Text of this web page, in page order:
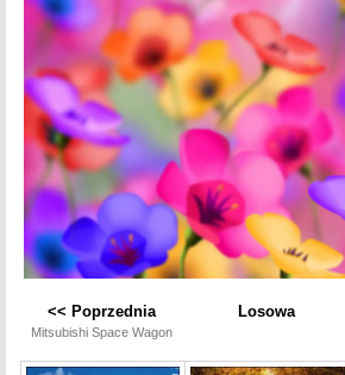
<< Poprzednia
Mitsubishi Space Wagon
Losowa